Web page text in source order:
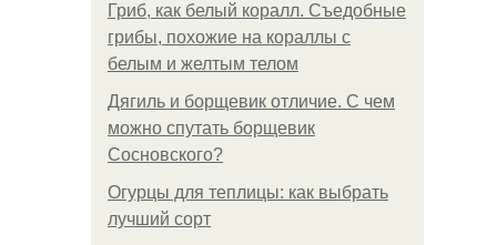
Гриб, как белый коралл. Съедобные
грибы, похожие на кораллы с
белым и желтым телом
Дягиль и борщевик отличие. С чем
можно спутать борщевик
Сосновского?
Огурцы для теплицы: как выбрать
лучший сорт